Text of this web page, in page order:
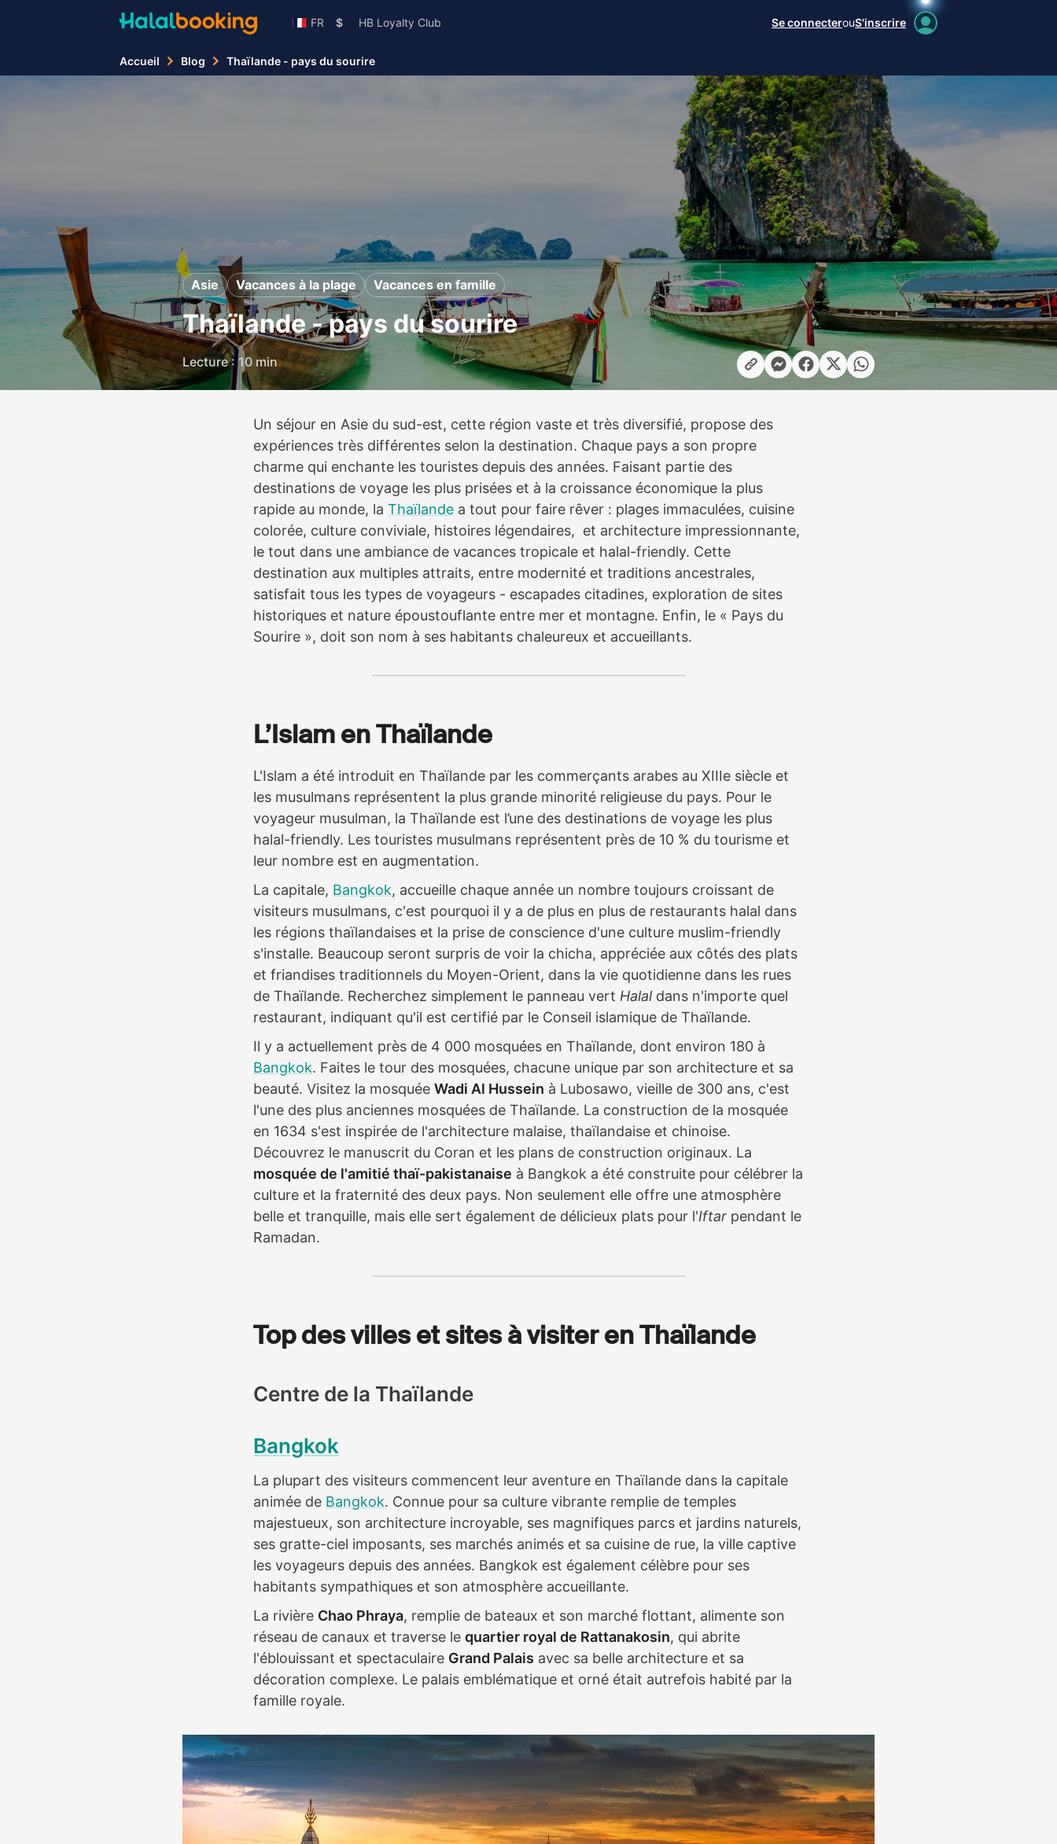
FR $ HB Loyalty Club Se connecterouS'inscrire
Accueil Blog Thaïlande - pays du sourire
Asie Vacances à la plage Vacances en famille
Thaïlande - pays du sourire
Lecture : 10 min
Un séjour en Asie du sud-est, cette région vaste et très diversifié, propose des
expériences très différentes selon la destination. Chaque pays a son propre
charme qui enchante les touristes depuis des années. Faisant partie des
destinations de voyage les plus prisées et à la croissance économique la plus
rapide au monde, la Thaïlande a tout pour faire rêver : plages immaculées, cuisine
colorée, culture conviviale, histoires légendaires, et architecture impressionnante,
le tout dans une ambiance de vacances tropicale et halal-friendly. Cette
destination aux multiples attraits, entre modernité et traditions ancestrales,
satisfait tous les types de voyageurs - escapades citadines, exploration de sites
historiques et nature époustouflante entre mer et montagne. Enfin, le « Pays du
Sourire », doit son nom à ses habitants chaleureux et accueillants.
L’Islam en Thaïlande
L'Islam a été introduit en Thaïlande par les commerçants arabes au XIIIe siècle et
les musulmans représentent la plus grande minorité religieuse du pays. Pour le
voyageur musulman, la Thaïlande est l’une des destinations de voyage les plus
halal-friendly. Les touristes musulmans représentent près de 10 % du tourisme et
leur nombre est en augmentation.
La capitale, Bangkok, accueille chaque année un nombre toujours croissant de
visiteurs musulmans, c'est pourquoi il y a de plus en plus de restaurants halal dans
les régions thaïlandaises et la prise de conscience d'une culture muslim-friendly
s'installe. Beaucoup seront surpris de voir la chicha, appréciée aux côtés des plats
et friandises traditionnels du Moyen-Orient, dans la vie quotidienne dans les rues
de Thaïlande. Recherchez simplement le panneau vert Halaldans n'importe quel
restaurant, indiquant qu'il est certifié par le Conseil islamique de Thaïlande.
Il y a actuellement près de 4 000 mosquées en Thaïlande, dont environ 180 à
Bangkok. Faites le tour des mosquées, chacune unique par son architecture et sa
beauté. Visitez la mosquée Wadi Al Hussein à Lubosawo, vieille de 300 ans, c'est
l'une des plus anciennes mosquées de Thaïlande. La construction de la mosquée
en 1634 s'est inspirée de l'architecture malaise, thaïlandaise et chinoise.
Découvrez le manuscrit du Coran et les plans de construction originaux. La
mosquée de l'amitié thaï-pakistanaise à Bangkok a été construite pour célébrer la
culture et la fraternité des deux pays. Non seulement elle offre une atmosphère
belle et tranquille, mais elle sert également de délicieux plats pour l'Iftar pendant le
Ramadan.
Top des villes et sites à visiter en Thaïlande
Centre de la Thaïlande
Bangkok
La plupart des visiteurs commencent leur aventure en Thaïlande dans la capitale
animée de Bangkok. Connue pour sa culture vibrante remplie de temples
majestueux, son architecture incroyable, ses magnifiques parcs et jardins naturels,
ses gratte-ciel imposants, ses marchés animés et sa cuisine de rue, la ville captive
les voyageurs depuis des années. Bangkok est également célèbre pour ses
habitants sympathiques et son atmosphère accueillante.
La rivière Chao Phraya, remplie de bateaux et son marché flottant, alimente son
réseau de canaux et traverse le quartier royal de Rattanakosin, qui abrite
l'éblouissant et spectaculaire Grand Palais avec sa belle architecture et sa
décoration complexe. Le palais emblématique et orné était autrefois habité par la
famille royale.